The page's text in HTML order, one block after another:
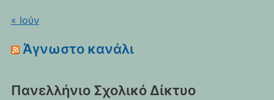
« Ιούν
Άγνωστο κανάλι
Πανελλήνιο Σχολικό Δίκτυο